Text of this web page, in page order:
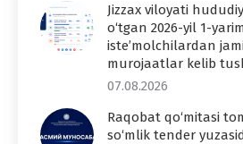
Jizzax viloyati
o‘tgan 2026-yil 1-
iste’molchilardan
murojaatlar kelib
07.08.2026
Raqobat qo‘mitasi
so‘mlik tender